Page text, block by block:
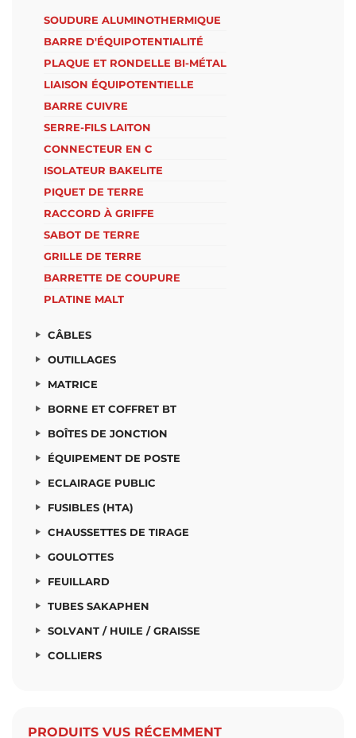
SOUDURE ALUMINOTHERMIQUE
BARRE D'ÉQUIPOTENTIALITÉ
PLAQUE ET RONDELLE BI-MÉTAL
LIAISON ÉQUIPOTENTIELLE
BARRE CUIVRE
SERRE-FILS LAITON
CONNECTEUR EN C
ISOLATEUR BAKELITE
PIQUET DE TERRE
RACCORD À GRIFFE
SABOT DE TERRE
GRILLE DE TERRE
BARRETTE DE COUPURE
PLATINE MALT
CÂBLES
OUTILLAGES
MATRICE
BORNE ET COFFRET BT
BOÎTES DE JONCTION
ÉQUIPEMENT DE POSTE
ECLAIRAGE PUBLIC
FUSIBLES (HTA)
CHAUSSETTES DE TIRAGE
GOULOTTES
FEUILLARD
TUBES SAKAPHEN
SOLVANT / HUILE / GRAISSE
COLLIERS
PRODUITS VUS RÉCEMMENT